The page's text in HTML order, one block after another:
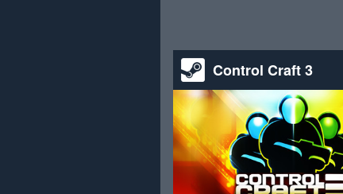
Control Craft 3